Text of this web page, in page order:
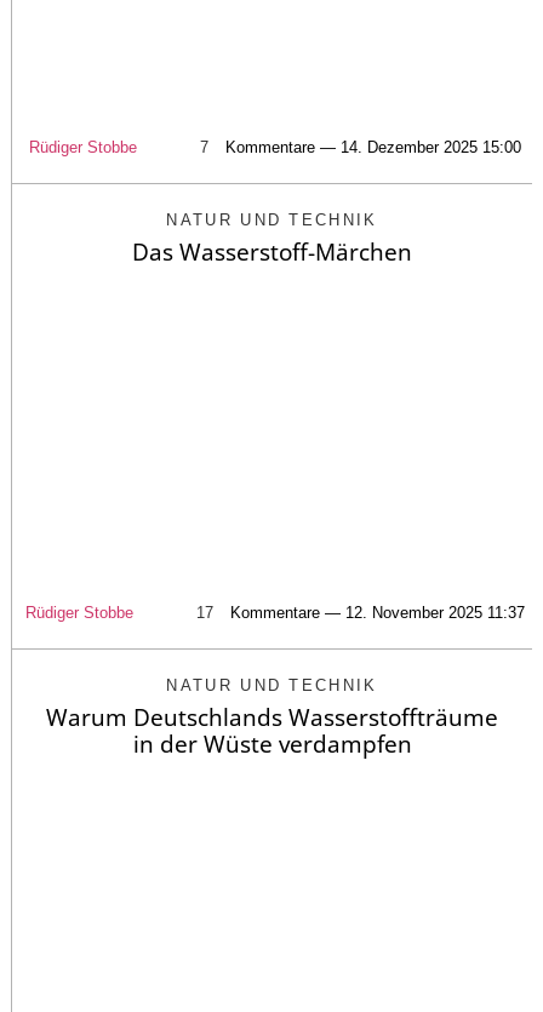
Rüdiger Stobbe 7 Kommentare — 14. Dezember 2025 15:00
NATUR UND TECHNIK
Das Wasserstoff-Märchen
Rüdiger Stobbe 17 Kommentare — 12. November 2025 11:37
NATUR UND TECHNIK
Warum Deutschlands Wasserstoffträume
in der Wüste verdampfen